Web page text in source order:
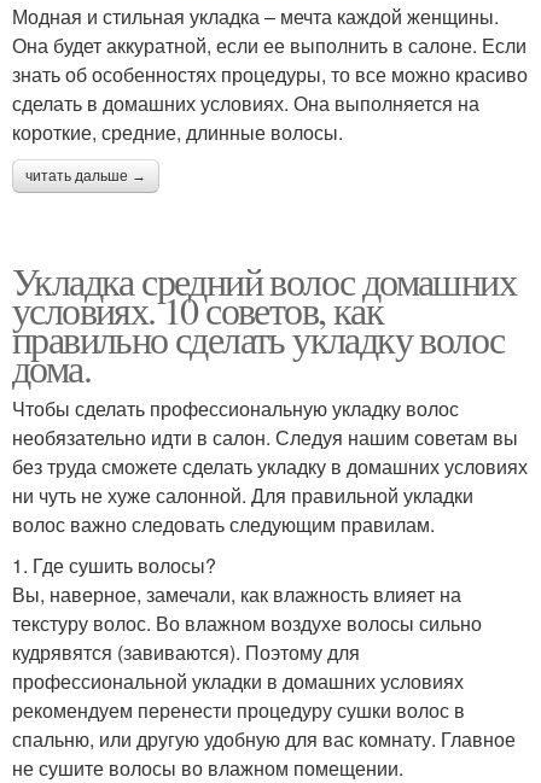
Модная и стильная укладка – мечта каждой женщины.
Она будет аккуратной, если ее выполнить в салоне. Если
знать об особенностях процедуры, то все можно красиво
сделать в домашних условиях. Она выполняется на
короткие, средние, длинные волосы.
читать дальше →
Укладка средний волос домашних
условиях. 10 советов, как
правильно сделать укладку волос
дома.
Чтобы сделать профессиональную укладку волос
необязательно идти в салон. Следуя нашим советам вы
без труда сможете сделать укладку в домашних условиях
ни чуть не хуже салонной. Для правильной укладки
волос важно следовать следующим правилам.
1. Где сушить волосы?
Вы, наверное, замечали, как влажность влияет на
текстуру волос. Во влажном воздухе волосы сильно
кудрявятся (завиваются). Поэтому для
профессиональной укладки в домашних условиях
рекомендуем перенести процедуру сушки волос в
спальню, или другую удобную для вас комнату. Главное
не сушите волосы во влажном помещении.